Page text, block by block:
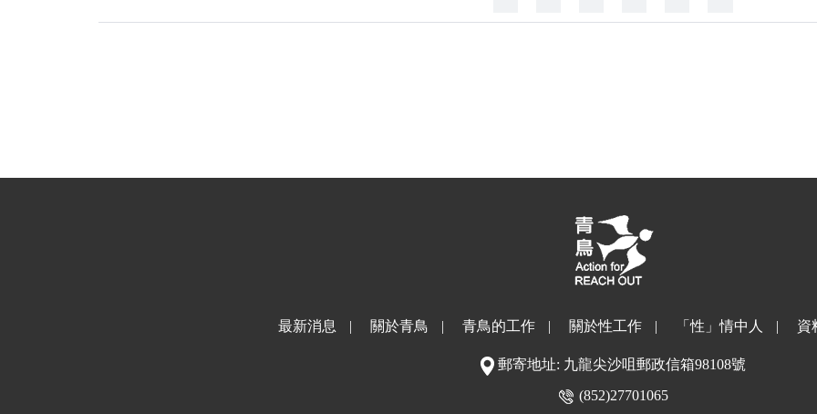
最新消息 關於青鳥 青鳥的工作 關於性工作 「性」情中人 資
郵寄地址: 九龍尖沙咀郵政信箱98108號
(852)27701065